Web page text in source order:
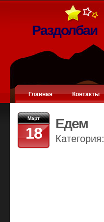
Раздолбаи
Главная Контакты
Март
18
Едем
Категория: